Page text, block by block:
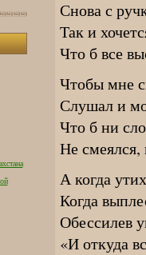
Снова с
Так и
Что б все
Чтобы мне
Слушал и
Что б ни
Не смеялся,
А когда
Когда
Обессилев
«И откуда